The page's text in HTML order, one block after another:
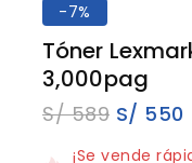
-7%
Tóner
3,000pag
S/589 S/ 550
17 productos
¡Se vende